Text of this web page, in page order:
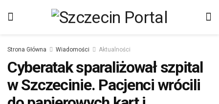
Strona Główna Wiadomości Aktualności
Cyberatak sparaliżował szpital
w Szczecinie. Pacjenci wrócili